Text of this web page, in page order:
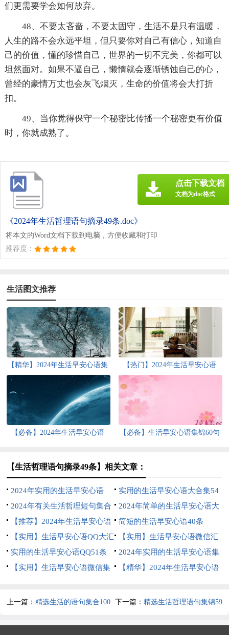
们更需要学会如何放弃。
48、不要太吝啬，不要太固守，生活不是只有温暖，
人生的路不会永远平坦，但只要你对自己有信心，知道自
己的价值，懂的珍惜自己，世界的一切不完美，你都可以
坦然面对。如果不逼自己，懒惰就会逐渐锈蚀自己的心，
曾经的豪情万丈也会灰飞烟灭，生命的价值将会大打折
扣。
49、当你觉得保守一个秘密比传播一个秘密更有价值
时，你就成熟了。
《2024年生活哲理语句摘录49条.doc》
将本文的Word文档下载到电脑，方便收藏和打印
推荐度：
点击下载文档
文档为doc格式
生活图文推荐
【精华】2024年生活早安心语集
【热门】2024年生活早安心语
QQ摘录57条
【必备】2024年生活早安心语
【必备】生活早安心语集锦60句
【生活哲理语句摘录49条】相关文章：
2024年实用的生活早安心语
QQ合集71句
实用的生活早安心语大合集54
句
2024年有关生活哲理短句集合
86句
2024年简单的生活早安心语大
汇总65条
【推荐】2024年生活早安心语
18条
简短的生活早安心语40条
【实用】生活早安心语QQ大汇
总64句
【实用】生活早安心语微信汇
编41句
实用的生活早安心语QQ51条
2024年实用的生活早安心语集
锦47句
【实用】生活早安心语微信集
【精华】2024年生活早安心语
上一篇：精选生活的语句集合100 下一篇： 精选生活哲理语句集锦59